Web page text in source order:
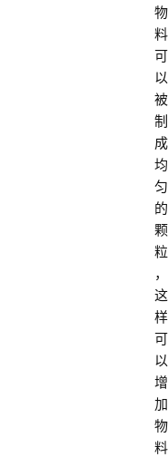
物
料
可
以
被
制
成
均
匀
的
颗
粒
，
这
样
可
以
增
加
物
料